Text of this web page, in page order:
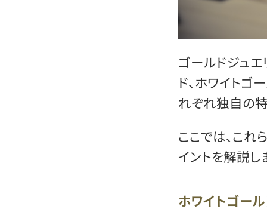
ゴールドジュ
ド、ホワイトゴ
れぞれ独自の
ここでは、これ
イントを解説し
ホワイトゴー